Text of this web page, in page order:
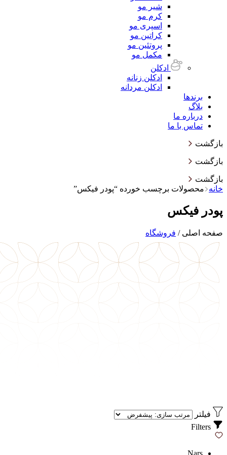
شیر مو
کرم مو
اسپری مو
کراتین مو
پروتئین مو
مکمل مو
ادکلن
ادکلن زنانه
ادکلن مردانه
برندها
بلاگ
درباره ما
تماس با ما
بازگشت
بازگشت
بازگشت
خانه
محصولات برچسب خورده “پودر فیکس”
پودر فیکس
صفحه اصلی / فروشگاه
فیلتر
Nars